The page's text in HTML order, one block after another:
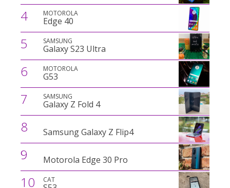
4 MOTOROLA
Edge 40
5 SAMSUNG
Galaxy S23 Ultra
6 MOTOROLA
G53
7 SAMSUNG
Galaxy Z Fold 4
8 Samsung Galaxy Z Flip4
9 Motorola Edge 30 Pro
10 CAT